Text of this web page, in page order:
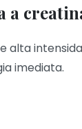
a
alta
imediata.